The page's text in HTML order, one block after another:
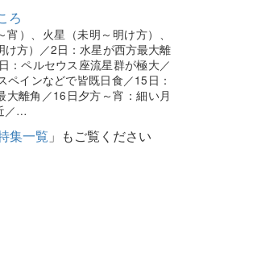
ろ
宵）、火星（未明～明け方）、
け方）／2日：水星が西方最大離
：ペルセウス座流星群が極大／
ペインなどで皆既日食／15日：
大離角／16日夕方～宵：細い月
／…
集一覧 」もご覧ください